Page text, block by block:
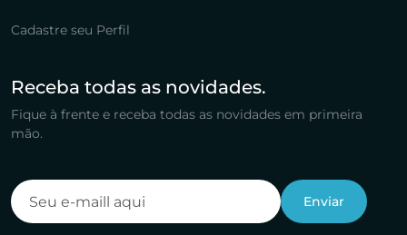
Cadastre seu Perfil
Receba todas as novidades.
Fique à frente e receba todas as novidades em primeira
mão.